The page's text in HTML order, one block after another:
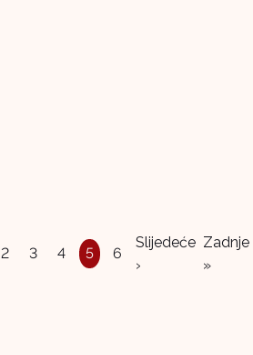
2 3 4 5 6
Slijedeće
›
Zadnje
»